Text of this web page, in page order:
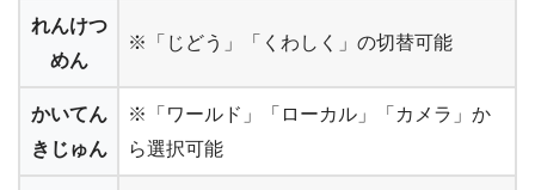
れんけつ
めん
※「じどう」「くわしく」の切替可能
かいてん
きじゅん
※「ワールド」「ローカル」「カメラ」か
ら選択可能